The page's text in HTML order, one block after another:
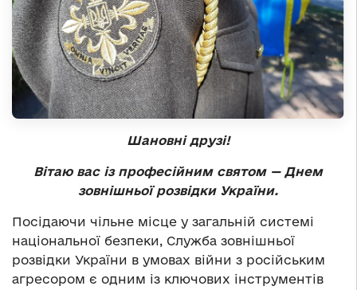
Шановні друзі!
Вітаю вас із професійним святом — Днем
зовнішньої розвідки України.
Посідаючи чільне місце у загальній системі
національної безпеки, Служба зовнішньої
розвідки України в умовах війни з російським
агресором є одним із ключових інструментів